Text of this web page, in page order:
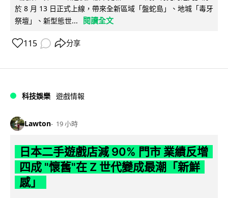
於 8 月 13 日正式上線，帶來全新區域「盤蛇島」、地城「毒牙
祭壇」、新型態世...
閱讀全文
115 分享
科技娛樂 遊戲情報
Lawton 19 小時
日本二手遊戲店減 90% 門市 業績反增
四成 "懷舊"在 Z 世代變成最潮「新鮮
感」